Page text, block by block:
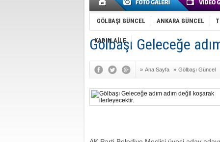
GÖLBAŞI GÜNCEL ANKARA GÜNCEL
KADIN AİLE
Gölbaşı Geleceğe
» Ana Sayfa » Gölbaşı Güncel